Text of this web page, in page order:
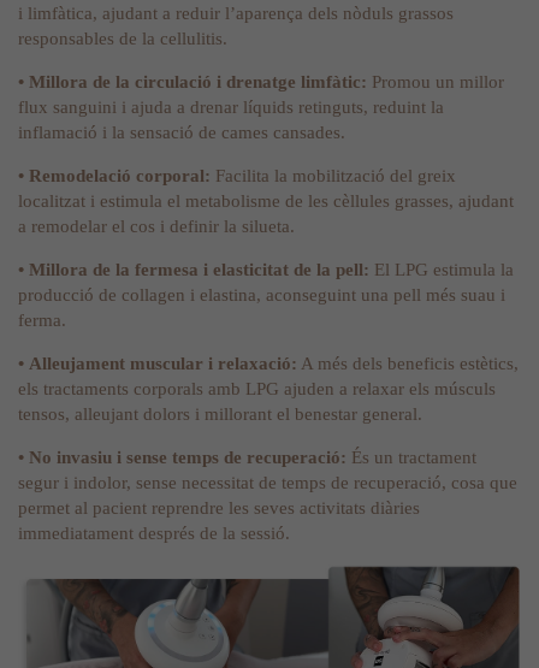
i limfàtica, ajudant a reduir l’aparença dels nòduls grassos
responsables de la cellulitis.
• Millora de la circulació i drenatge limfàtic: Promou un millor
flux sanguini i ajuda a drenar líquids retinguts, reduint la
inflamació i la sensació de cames cansades.
• Remodelació corporal: Facilita la mobilització del greix
localitzat i estimula el metabolisme de les cèllules grasses, ajudant
a remodelar el cos i definir la silueta.
• Millora de la fermesa i elasticitat de la pell: El LPG estimula la
producció de collagen i elastina, aconseguint una pell més suau i
ferma.
• Alleujament muscular i relaxació: A més dels beneficis estètics,
els tractaments corporals amb LPG ajuden a relaxar els músculs
tensos, alleujant dolors i millorant el benestar general.
• No invasiu i sense temps de recuperació: És un tractament
segur i indolor, sense necessitat de temps de recuperació, cosa que
permet al pacient reprendre les seves activitats diàries
immediatament després de la sessió.